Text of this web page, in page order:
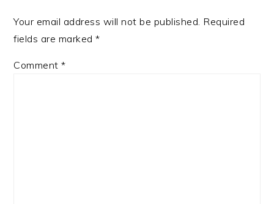
Your email address will not be published. Required
fields are marked*
Comment*